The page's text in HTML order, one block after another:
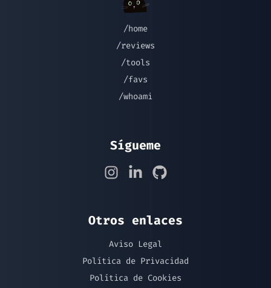
/home
/reviews
/tools
/favs
/whoami
Sígueme
Otros enlaces
Aviso Legal
Política de Privacidad
Política de Cookies